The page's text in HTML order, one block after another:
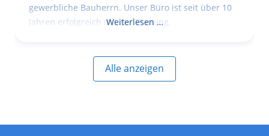
gewerbliche Bauherrn. Unser Büro ist seit über 10
Jahren erfolgreich mit der Planung,
Weiterlesen …
Alle anzeigen